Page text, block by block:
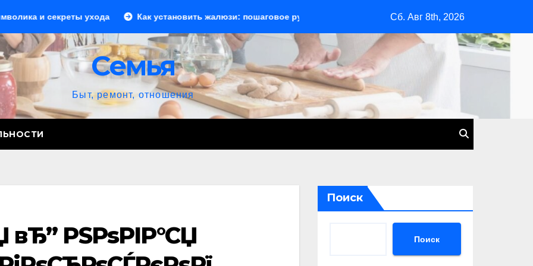
ухода Как установить жалюзи: пошаговое руководство для начинающих Сочи: курортный рай на
Сб. Авг 8th, 2026
Семья
Быт, ремонт, отношения
вЂ” РЅРѕРІР°СЏ
Поиск
Поиск